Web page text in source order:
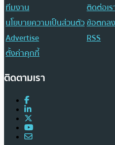
ทีมงาน
ติดต่อเร
นโยบายความเป็นส่วนตัวข้อตกล
Advertise
RSS
ตั้งค่าคุกกี้
ติดตามเรา